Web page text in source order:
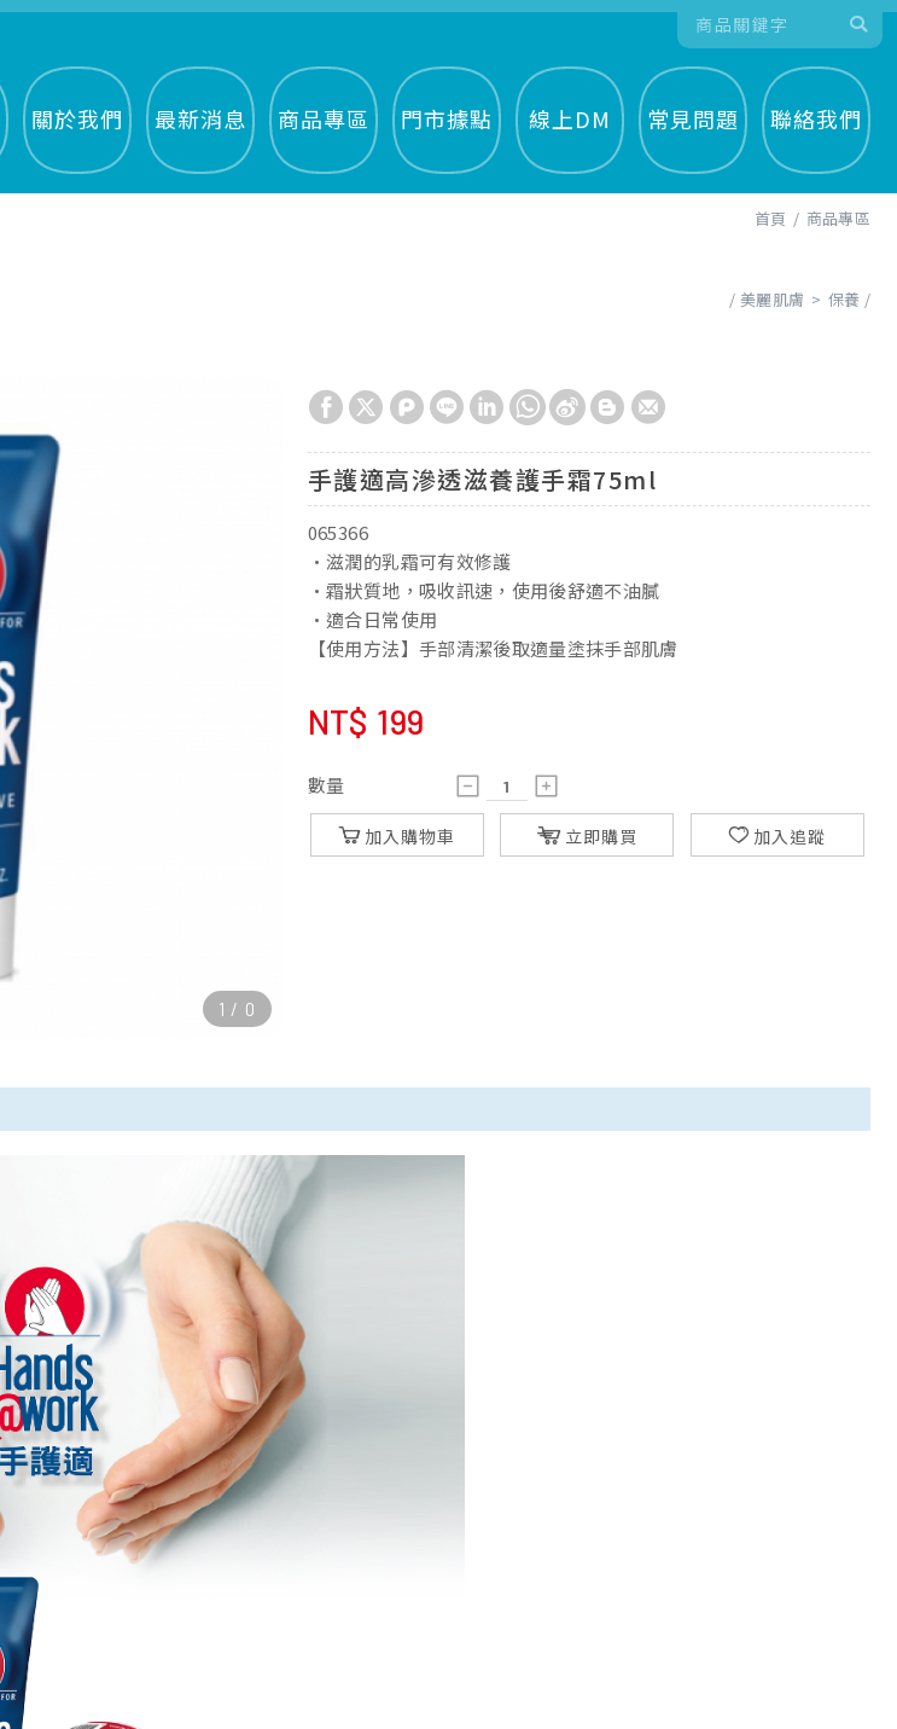
關於我們 最新消息 商品專區 門市據點 線上DM 常見問題 聯絡我們
首頁 商品專區
美麗肌膚 保養
手護適高滲透滋養護手霜75ml
065366
•滋潤的乳霜可有效修護
•霜狀質地，吸收訊速，使用後舒適不油膩
•適合日常使用
【使用方法】手部清潔後取適量塗抹手部肌膚
NT$ 199
數量
加入購物車 立即購買 加入追蹤
1 / 0